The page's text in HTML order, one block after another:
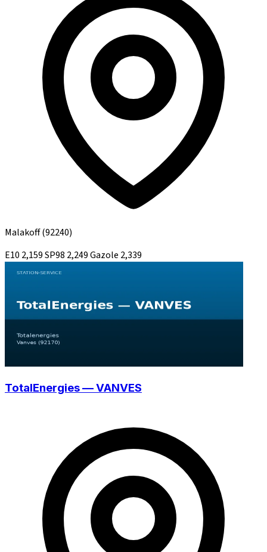
Malakoff(92240)
E10 2,159SP98 2,249Gazole 2,339
TotalEnergies — VANVES